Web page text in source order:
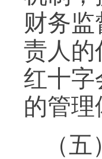
财务
责人的
红十字
的管
（